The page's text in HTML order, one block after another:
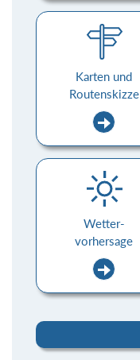
Karten und
Routenskizze
Wetter-
vorhersage